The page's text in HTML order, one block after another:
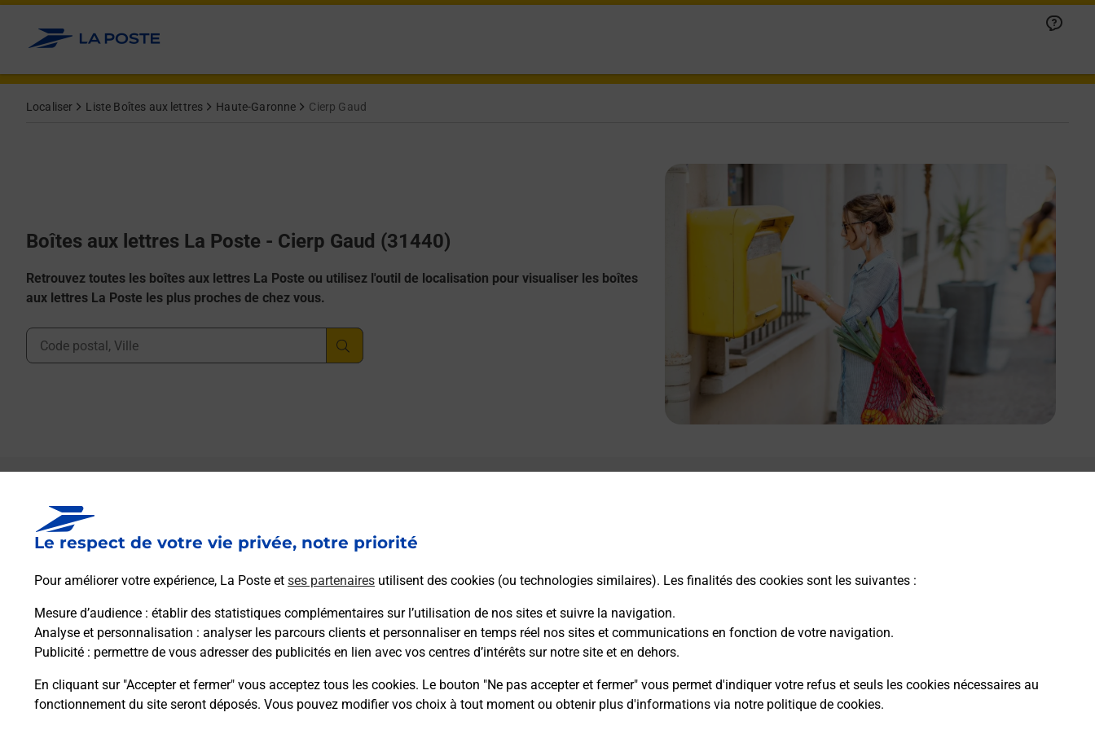
Le respect de votre vie privée, notre priorité
Pour améliorer votre expérience, La Poste et ses partenaires utilisent des cookies (ou technologies similaires). Les finalités des cookies sont les suivantes :
Mesure d’audience : établir des statistiques complémentaires sur l’utilisation de nos sites et suivre la navigation.
Analyse et personnalisation : analyser les parcours clients et personnaliser en temps réel nos sites et communications en fonction de votre navigation.
Publicité : permettre de vous adresser des publicités en lien avec vos centres d’intérêts sur notre site et en dehors.
En cliquant sur "Accepter et fermer" vous acceptez tous les cookies. Le bouton "Ne pas accepter et fermer" vous permet d'indiquer votre refus et seuls les cookies nécessaires au
fonctionnement du site seront déposés. Vous pouvez modifier vos choix à tout moment ou obtenir plus d'informations via notre politique de cookies.
Allez au contenu
Localiser Liste Boîtes aux lettres Haute-Garonne Cierp Gaud
Boîtes aux lettres La Poste - Cierp Gaud (31440)
Retrouvez toutes les boîtes aux lettres La Poste ou utilisez l'outil de localisation pour visualiser les boîtes
aux lettres La Poste les plus proches de chez vous.
Ville, Département, Code Postal
Boîte aux lettres La Poste
Prochaine collecte du courrier vendredià
31440 Cierp Gaud
Itinéraire